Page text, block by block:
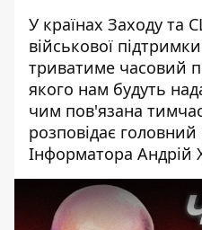
У країнах Заходу та
військової
триватиме часовий
якого нам будуть
чим пов'язана
розповідає
Інформатора Андрій